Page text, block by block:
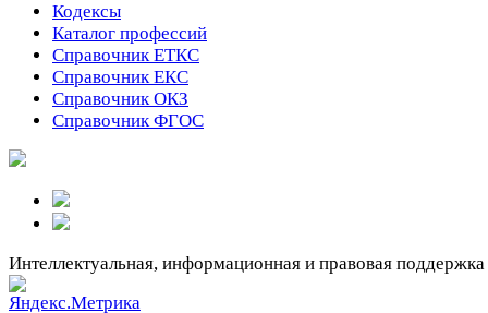
Кодексы
Каталог профессий
Справочник ЕТКС
Справочник ЕКС
Справочник ОКЗ
Справочник ФГОС
Интеллектуальная, информационная и правовая поддержка